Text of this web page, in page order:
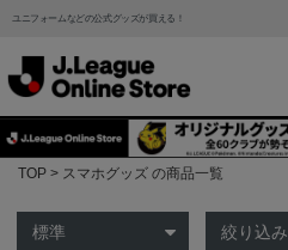
ユニフォームなどの公式グッズが買える！
TOP スマホグッズ の商品一覧
絞り込み